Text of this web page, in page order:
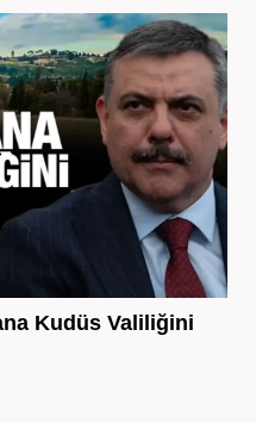
Kudüs Valiliğini